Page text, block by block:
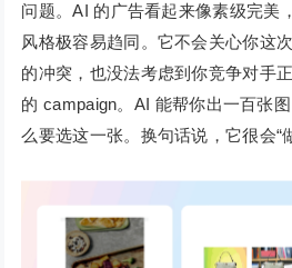
问题。AI 的广告看起来像素级完美
风格极容易趋同。它不会关心你这
的冲突，也没法考虑到你竞争对手
的 campaign。AI 能帮你出一百张
么要选这一张。换句话说，它很会“